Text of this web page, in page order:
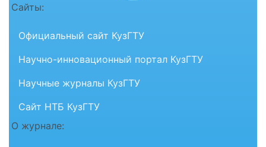
Сайты:
Официальный сайт КузГТУ
Научно-инновационный портал КузГТУ
Научные журналы КузГТУ
Сайт НТБ КузГТУ
О журнале: